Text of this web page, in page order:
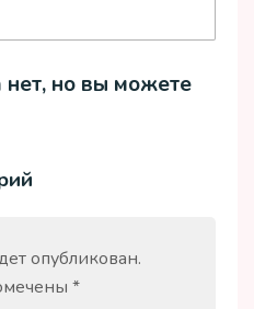
нет, но вы можете
опубликован.
*